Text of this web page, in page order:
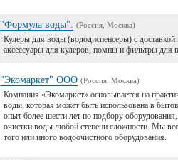
"Формула воды". (Россия, Москва)
Кулеры для воды (вододиспенсеры) с
аксессуары для кулеров, помпы и фильтры для
"Экомаркет" ООО (Россия, Москва)
Компания «Экомаркет» основывается на
воды, которая может быть использована в
опыт более шести лет по подбору
очистки воды любой степени сложности. Мы
того или иного водоочистного оборудования.